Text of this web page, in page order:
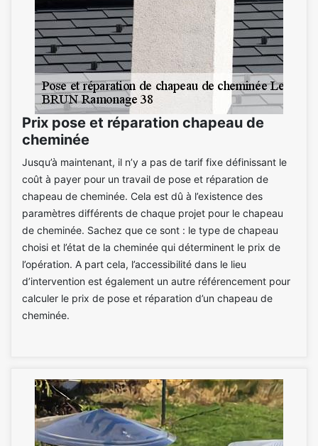
Prix pose et réparation chapeau de
cheminée
Jusqu’à maintenant, il n’y a pas de tarif fixe définissant le
coût à payer pour un travail de pose et réparation de
chapeau de cheminée. Cela est dû à l’existence des
paramètres différents de chaque projet pour le chapeau
de cheminée. Sachez que ce sont : le type de chapeau
choisi et l’état de la cheminée qui déterminent le prix de
l’opération. A part cela, l’accessibilité dans le lieu
d’intervention est également un autre référencement pour
calculer le prix de pose et réparation d’un chapeau de
cheminée.